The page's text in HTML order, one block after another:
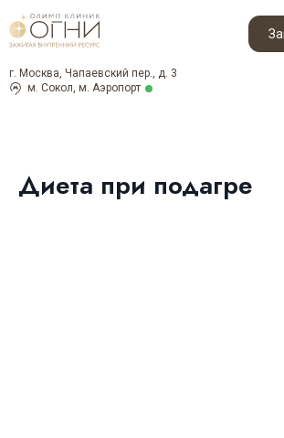
м. Сокол, м. Аэропорт
г. Москва, Чапаевский пер., д. 3
Диета при подагре